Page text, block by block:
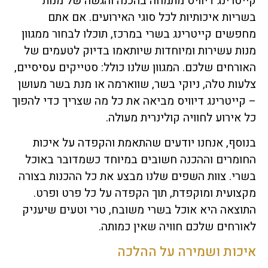
בשריות איכותיות לכל סוגי האירועים. אם אתם
מחפשים קייטרינג בשרי במרכז, תוכלו לבחור ממגוון
מנות עשירות ומיוחדות שיותאמו בדיוק לטעמים של
האורחים שלכם. המגוון שלנו כולל: סטייקים עסיסיים,
צלעות טלה, ניוקי בשר, שווארמה או מנת בשר מעושן
– קייטרינג דיוויס מביאה את כל מה שצריך כדי להפוך
כל אירוע לחוויה קולינרית מעולה.
בנוסף, אנחנו יודעים שהתאמת והקפדה על איכות
החומרים וההכנה חשובים במיוחד כשמדובר באוכל
בשרי. צוות השפים שלנו מבצע את כל ההכנות בצורה
מקצועית ומוקפדת, תוך הקפדה על כל פרט ופרט.
התוצאה היא אוכל בשרי משובח, טרי וטעים שיעניק
לאורחים שלכם חוויה שאין כמותה.
איכות ושמירה על ההלכה